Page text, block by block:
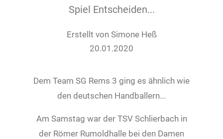
Spiel Entscheiden...
Erstellt von Simone Heß
20.01.2020
Dem Team SG Rems 3 ging es ähnlich wie
den deutschen Handballern...
Am Samstag war der TSV Schlierbach in
der Römer Rumoldhalle bei den Damen